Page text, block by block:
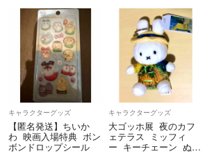
キャラクターグッズ
【匿名発送】ちいか
わ 映画入場特典 ボン
ボンドロップシール
キャラクターグッズ
大ゴッホ展 夜のカフ
ェテラス ミッフィ
ー キーチェーン ぬい